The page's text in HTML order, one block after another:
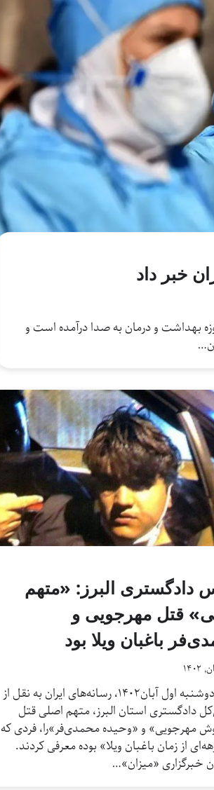
بهداشت و درمان به صدا درآمده است و
دادگستری البرز: «متهم
قتل مهرجویی و
باغبان ویلا بود
امروز دوشنبه اول آبان۱۴۰۲، رسانه‌های ایران به نقل از
دادگستری استان البرز، متهم اصلی قتل
مهرجویی» و «وحیده محمدی‌فر»را، فردی که
از زمان باغبان ویلا» بوده معرفی کردند.
خبرگزاری «میزان»…